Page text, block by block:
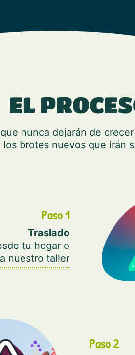
EL
nunca dejarán de
brotes nuevos que irán
Paso 1
Traslado
tu hogar o
nuestro taller
Paso 2